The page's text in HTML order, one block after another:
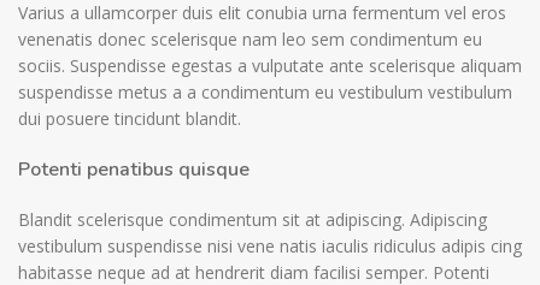
Varius a ullamcorper duis elit conubia urna fermentum vel eros
venenatis donec scelerisque nam leo sem condimentum eu
sociis. Suspendisse egestas a vulputate ante scelerisque aliquam
suspendisse metus a a condimentum eu vestibulum vestibulum
dui posuere tincidunt blandit.
Potenti penatibus quisque
Blandit scelerisque condimentum sit at adipiscing. Adipiscing
vestibulum suspendisse nisi vene natis iaculis ridiculus adipis cing
habitasse neque ad at hendrerit diam facilisi semper. Potenti